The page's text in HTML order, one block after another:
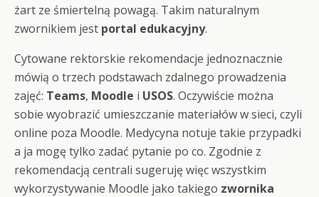
żart ze śmiertelną powagą. Takim naturalnym
zwornikiem jest portal edukacyjny.
Cytowane rektorskie rekomendacje jednoznacznie
mówią o trzech podstawach zdalnego prowadzenia
zajęć: Teams, Moodle i USOS. Oczywiście można
sobie wyobrazić umieszczanie materiałów w sieci, czyli
online poza Moodle. Medycyna notuje takie przypadki
a ja mogę tylko zadać pytanie po co. Zgodnie z
rekomendacją centrali sugeruję więc wszystkim
wykorzystywanie Moodle jako takiego zwornika